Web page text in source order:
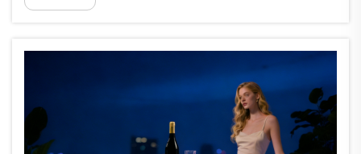
redonda cubierta con un mantel blanco, escucharás
suele ser tenue, ...